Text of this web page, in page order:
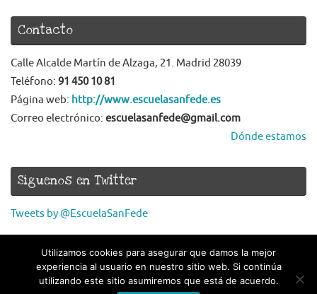
Contacto
Calle Alcalde Martín de Alzaga, 21. Madrid 28039
Teléfono: 91 450 10 81
Página web: http://www.escuelasanfede.es
Correo electrónico: escuelasanfede@gmail.com
Dónde estamos
Síguenos en Twitter
Tweets by @EscuelaSanFede
Utilizamos cookies para asegurar que damos la mejor
experiencia al usuario en nuestro sitio web. Si continúa
utilizando este sitio asumiremos que está de acuerdo.